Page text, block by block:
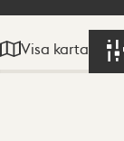
Visa karta